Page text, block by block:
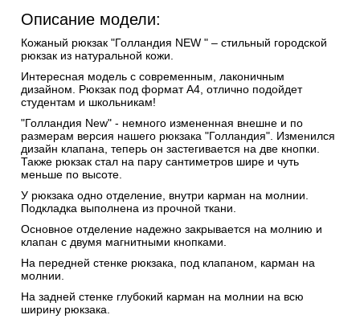
Описание модели:
Кожаный рюкзак "Голландия NEW " – стильный городской
рюкзак из натуральной кожи.
Интересная модель с современным, лаконичным
дизайном. Рюкзак под формат А4, отлично подойдет
студентам и школьникам!
"Голландия New" - немного измененная внешне и по
размерам версия нашего рюкзака "Голландия". Изменился
дизайн клапана, теперь он застегивается на две кнопки.
Также рюкзак стал на пару сантиметров шире и чуть
меньше по высоте.
У рюкзака одно отделение, внутри карман на молнии.
Подкладка выполнена из прочной ткани.
Основное отделение надежно закрывается на молнию и
клапан с двумя магнитными кнопками.
На передней стенке рюкзака, под клапаном, карман на
молнии.
На задней стенке глубокий карман на молнии на всю
ширину рюкзака.